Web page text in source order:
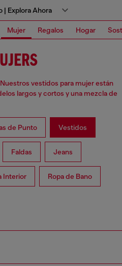
| Explora Ahora
Mujer Regalos Hogar
vestidos para mujer están
largos y cortos y una mezcla de
de Punto Vestidos
Faldas Jeans
Interior Ropa de Bano